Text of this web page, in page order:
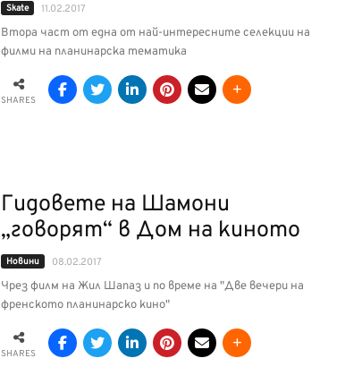
Skate 11.02.2017
Втора част от една от най-интересните селекции на
филми на планинарска тематика
SHARES
Гидовете на Шамони
„говорят“ в Дом на киното
Новини 08.02.2017
Чрез филм на Жил Шапаз и по време на "Две вечери на
френското планинарско кино"
SHARES